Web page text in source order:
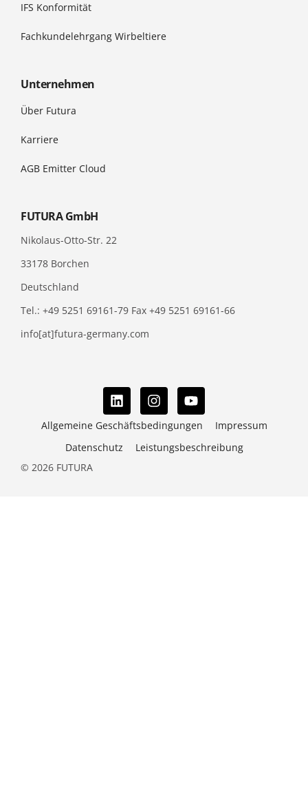
IFS Konformität
Fachkundelehrgang Wirbeltiere
Unternehmen
Über Futura
Karriere
AGB Emitter Cloud
FUTURA GmbH
Nikolaus-Otto-Str. 22
33178 Borchen
Deutschland
Tel.: +49 5251 69161-79 Fax +49 5251 69161-66
info[at]futura-germany.com
© 2026 FUTURA
Allgemeine Geschäftsbedingungen
Impressum
Datenschutz
Leistungsbeschreibung